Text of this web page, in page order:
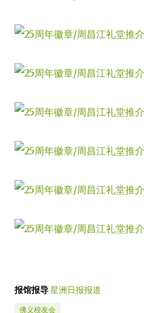
报馆报导星洲日报报道
佛义校友会